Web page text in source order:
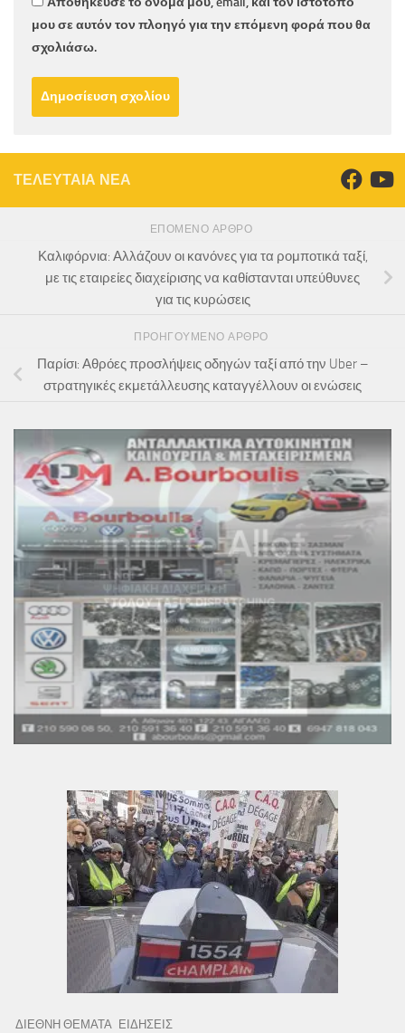
μου σε αυτόν τον πλοηγό για την επόμενη φορά που θα
σχολιάσω.
ΤΕΛΕΥΤΑΙΑ ΝΕΑ
ΕΠΌΜΕΝΟ ΆΡΘΡΟ
Καλιφόρνια: Αλλάζουν οι κανόνες για τα ρομποτικά ταξί,
με τις εταιρείες διαχείρισης να καθίστανται υπεύθυνες
για τις κυρώσεις
ΠΡΟΗΓΟΎΜΕΝΟ ΆΡΘΡΟ
Παρίσι: Αθρόες προσλήψεις οδηγών ταξί από την Uber –
στρατηγικές εκμετάλλευσης καταγγέλλουν οι ενώσεις
ΔΙΕΘΝΗ ΘΕΜΑΤΑ ΕΙΔΗΣΕΙΣ